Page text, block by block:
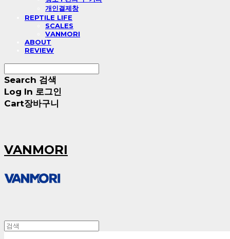
개인결제창
REPTILE LIFE
SCALES
VANMORI
ABOUT
REVIEW
Search 검색
Log In 로그인
Cart장바구니
VANMORI